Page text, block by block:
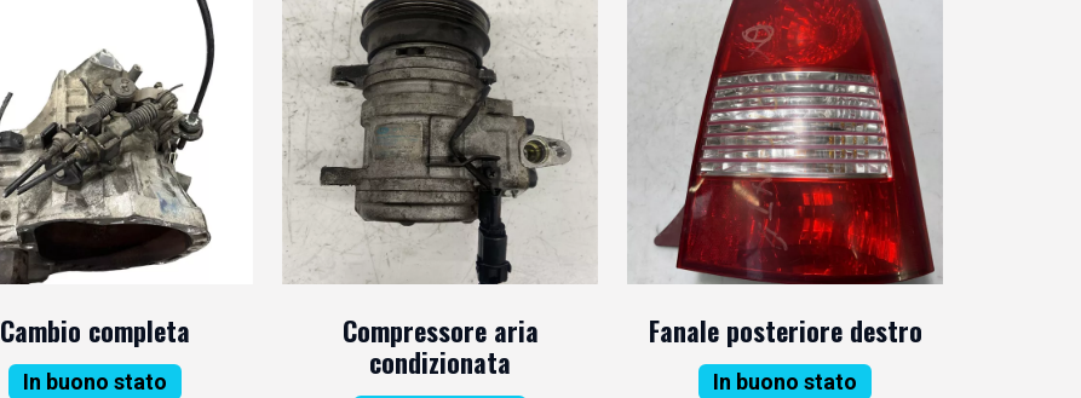
Cambio completa
In buono stato
Compressore aria
condizionata
Fanale posteriore destro
In buono stato